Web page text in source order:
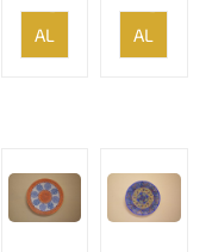
AL
CARRITO
AL
CARRITO